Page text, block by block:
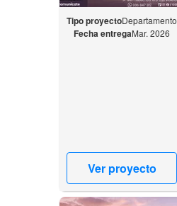
Tipo proyectoDepartamento
Fecha entregaMar. 2026
Ver proyecto